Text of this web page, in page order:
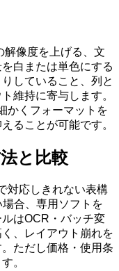
解像度を上げる、文
白または単色にする
していること、列と
維持に寄与します。
かくフォーマットを
ることが可能です。
と比較
対応しきれない表構
合、専用ソフトを
はOCR・バッチ変
、レイアウト崩れを
ただし価格・使用条
。